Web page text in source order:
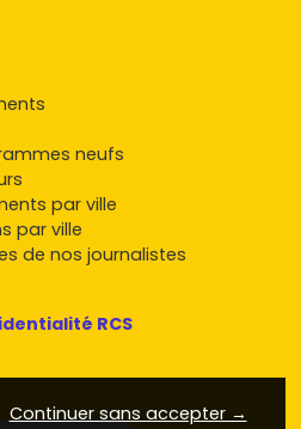
neufs
par ville
par ville
de nos journalistes
RCS
Continuer sans accepter →